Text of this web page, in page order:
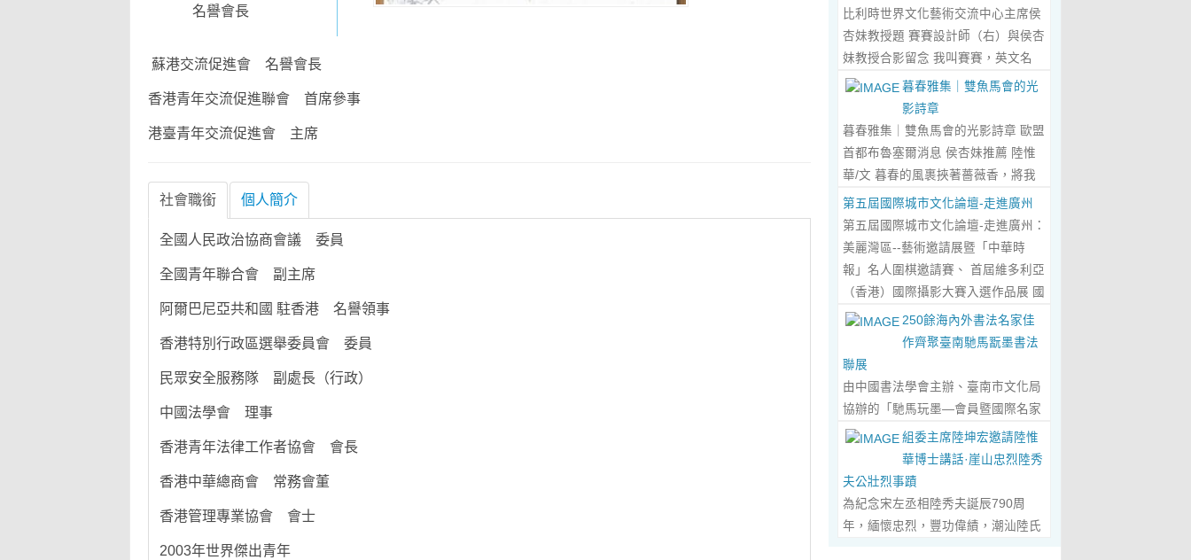
名譽會長
蘇港交流促進會 名譽會長
香港青年交流促進聯會 首席參事
港臺青年交流促進會 主席
社會職銜 個人簡介
全國人民政治協商會議 委員
全國青年聯合會 副主席
阿爾巴尼亞共和國 駐香港 名譽領事
香港特別行政區選舉委員會 委員
民眾安全服務隊 副處長（行政）
中國法學會 理事
香港青年法律工作者協會 會長
香港中華總商會 常務會董
香港管理專業協會 會士
2003年世界傑出青年
時籍華裔藝術家陸惟華、侯杏妹夫婦
傾心晤談，此番交流沒有客套的寒
暄，唯有藝術與文化的深度共鳴，言
骨與赤誠的文化情懷，暢談過後，內
心滿是深切的感念與久久不散的觸
動，更讓我對國風服飾的創作之路，
有了全新的認知與堅守。... Read
More...
比利時世界文化藝術交流中心主席侯
杏妹教授題 賽賽設計師（右）與侯杏
妹教授合影留念 我叫賽賽，英文名
Elin，生於湖南邵東的鄉野村落，如
今紮根東莞，在服裝與設計的領域
裡，書寫著屬於自己的人生篇章。 我
的童年，是被墨香與書卷包裹的時
光。外公是當地頗負盛名的國畫愛好
師、老校長，他的一生，一半是教書
育人的赤誠，一半是筆墨丹青的風
雅。記憶裡，外公的書桌總鋪著宣
紙，狼毫筆起落間，山水花鳥躍然紙
上，窗外的田園炊煙、山間流雲，都
成了他筆下的景致。我總蹲在桌旁靜
靜凝望，看墨色在紙上暈染開深淺層
次，看線條勾勒出世間萬物，那些靈
動的筆觸、雅致的構圖，悄無聲息地
化作我最初的美學啟蒙。耳濡目染之
下，我深深愛上了繪畫，年少的心
裡，悄悄埋下了一個成為畫家的夢
想，那份對美與生俱來的嚮往，對藝
術純粹的執著，從此在心底生根發
芽，成為貫穿我一生的精神底色。...
暮春雅集｜雙魚馬會的光
影詩章
暮春雅集｜雙魚馬會的光影詩章 歐盟
首都布魯塞爾消息 侯杏妹推薦 陸惟
華/文 暮春的風裹挾著薔薇香，將我
們引入香港雙魚河馬會的湖光畫卷
中。葉慶良博士、陸惟華博士、侯杏
妹教授與廖國玲小姐同游于此，在水
墨煙嵐與藝術雅趣間，共赴一場關於
時光的慢調敘事。 墨韻凝香：方寸亭
著的燈串尚未蘇醒，卻被攀援的藤蔓
織成了碎金簾幕。牙醫博士葉慶良的
書法彙報在此流淌，如古琴撥弦——
他從倉頡造字的鴻蒙傳說講起，指尖
劃過甲骨文的象形密碼，將東方哲思
的留白與日本新書法的張力調和成墨
色，在宣紙上暈染出“手術刀與毛筆共
舞”的傳奇。當他談及篆隸的古拙如鐘
鼎鏽跡、草書的狂放似驚鴻掠水，嚴
謹的學術脈絡裡忽然漫出詩意：“醫學
第五屆國際城市文化論壇-走進廣州
第五屆國際城市文化論壇-走進廣州：
美麗灣區--藝術邀請展暨「中華時
報」名人圍棋邀請賽、 首屆維多利亞
（香港）國際攝影大賽入選作品展 國
際城市文化論壇介紹： 國際城市文化
論壇組委會和中華時報傳媒集團等機
構，成 功在中國內地和澳門主辦了三
屆国際城市文化論壇。第一 屆，於
2018年在歷史文化名城浙江省紹興市
的結合」。第二屆，於2019年在旅
遊文化名城廣東省陽春市舉辦，主題
為「文化旅遊+」城市 與新農村文化
旅遊融合」。第三屆，於2022年在澳
門舉 辦，主題為「讓中華傳統文化成
250餘海內外書法名家佳
作齊聚臺南馳馬翫墨書法
聯展
由中國書法學會主辦、臺南市文化局
協辦的「馳馬玩墨—會員暨國際名家
書法聯展」，已於2026年5月3日在
臺南新營文化中心盛大開幕。本次展
覽薈萃海內外書法名家佳作約二百五
十件，匯聚臺灣近兩百位書家，及全
球十餘國家和地區四十二位國際名
組委主席陸坤宏邀請陸惟
華博士講話·崖山忠烈陸秀
夫公壯烈事蹟
為紀念宋左丞相陸秀夫誕辰790周
年，緬懷忠烈，豐功偉績，潮汕陸氏